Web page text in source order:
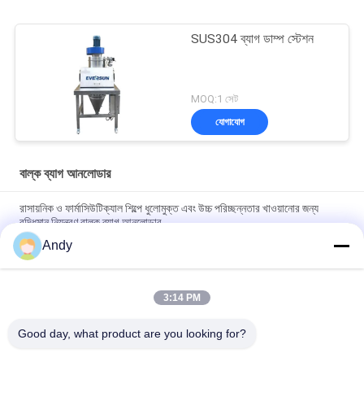
SUS304 ব্যাগ ডাম্প স্টেশন
MOQ:1 সেট
যোগাযোগ
বাল্ক ব্যাগ আনলোডার
রাসায়নিক ও ফার্মাসিউটিক্যাল শিল্পে ধুলোমুক্ত এবং উচ্চ পরিচ্ছন্নতার খাওয়ানোর জন্য
বুদ্ধিমান নিয়ন্ত্রণ বাল্ক ব্যাগ আনলোডার
পরিষ্কার এবং ধুলো মুক্ত অপারেটিং পরিবেশ উপাদান হ্যান্ডলিং জন্য অত্যন্ত বিশেষীকৃত
বাল্ক ব্যাগ আনলোডার
দ্রুত স্ক্রিনিং এবং ডাস্ট নিয়ন্ত্রণের জন্য বাল্ক ব্যাগ আনলোডার যা ডাস্ট-ফ্রি ফিডিং স্টেশন
Andy
3:14 PM
Good day, what product are you looking for?